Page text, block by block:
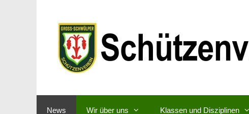
News Wir über uns Klassen und Disziplinen